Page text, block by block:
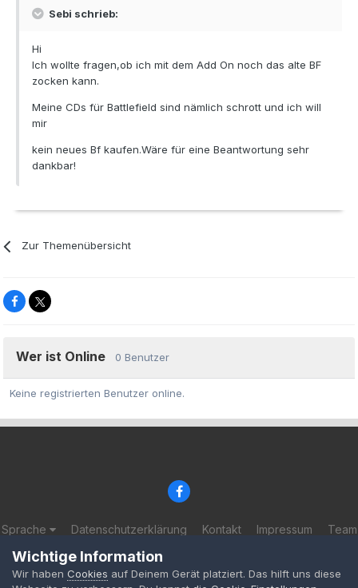
Sebi schrieb:
Hi
Ich wollte fragen,ob ich mit dem Add On noch das alte BF
zocken kann.
Meine CDs für Battlefield sind nämlich schrott und ich will
mir
kein neues Bf kaufen.Wäre für eine Beantwortung sehr
dankbar!
Zur Themenübersicht
Wer ist Online 0 Benutzer
Keine registrierten Benutzer online.
Sprache Datenschutzerklärung Kontakt Impressum Team
© 2002-2025 BF-Games.net
Powered by Invision Community
Wichtige Information
Wir haben Cookies auf Deinem Gerät platziert. Das hilft uns diese